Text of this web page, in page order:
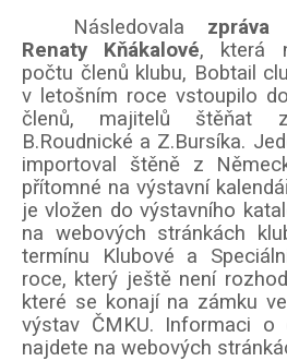
Následovala
Renaty Kňákalové, která
počtu členů klubu, Bobtail
v letošním roce vstoupilo
členů, majitelů štěňat
B.Roudnické a Z.Bursíka.
importoval štěně z
přítomné na výstavní
je vložen do výstavního
na webových stránkách
termínu Klubové a
roce, který ještě není
které se konají na zámku
výstav ČMKU. Informaci o
najdete na webových